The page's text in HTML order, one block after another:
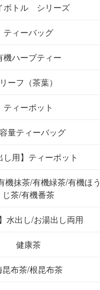
ボトル シリーズ
ティーバッグ
機ハーブティー
リーフ（茶葉）
ティーポット
量ティーバッグ
し用】ティーポット
機抹茶/有機緑茶/有機ほう
じ茶/有機番茶
水出し/お湯出し両用
健康茶
昆布茶/根昆布茶